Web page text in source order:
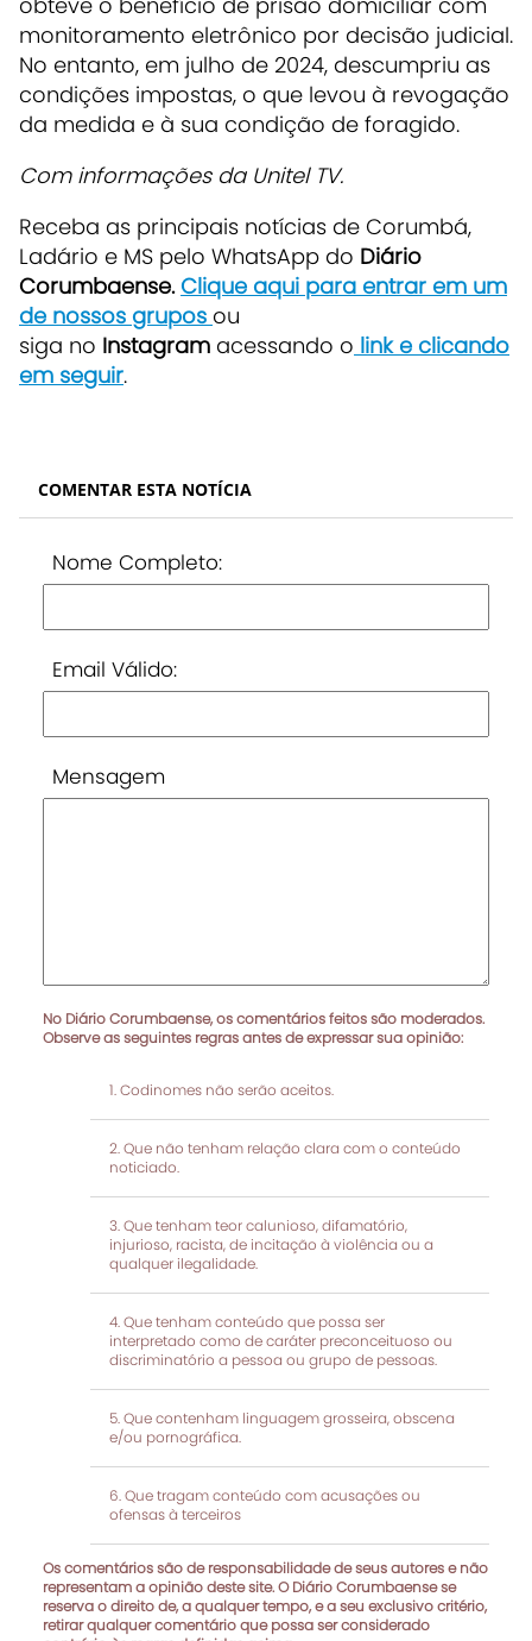
monitoramento eletrônico por decisão judicial.
No entanto, em julho de 2024, descumpriu as
condições impostas, o que levou à revogação
da medida e à sua condição de foragido.
Com informações da Unitel TV.
Receba as principais notícias de Corumbá,
Ladário e MS pelo WhatsApp do Diário
Corumbaense.Clique aqui para entrar em um
de nossos grupos ou
siga no Instagram acessando o link e clicando
em seguir.
COMENTAR ESTA NOTÍCIA
Nome Completo:
Email Válido:
Mensagem
No Diário Corumbaense, os comentários feitos são moderados.
Observe as seguintes regras antes de expressar sua opinião:
Codinomes não serão aceitos.
Que não tenham relação clara com o conteúdo
noticiado.
Que tenham teor calunioso, difamatório,
injurioso, racista, de incitação à violência ou a
qualquer ilegalidade.
Que tenham conteúdo que possa ser
interpretado como de caráter preconceituoso ou
discriminatório a pessoa ou grupo de pessoas.
Que contenham linguagem grosseira, obscena
e/ou pornográfica.
Que tragam conteúdo com acusações ou
ofensas à terceiros
Os comentários são de responsabilidade de seus autores e não
representam a opinião deste site. O Diário Corumbaense se
reserva o direito de, a qualquer tempo, e a seu exclusivo critério,
retirar qualquer comentário que possa ser considerado